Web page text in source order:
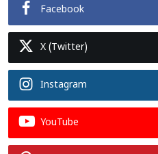
Facebook
X (Twitter)
Instagram
YouTube